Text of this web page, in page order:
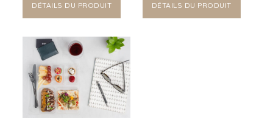
DÉTAILS DU PRODUIT DÉTAILS DU PRODUIT